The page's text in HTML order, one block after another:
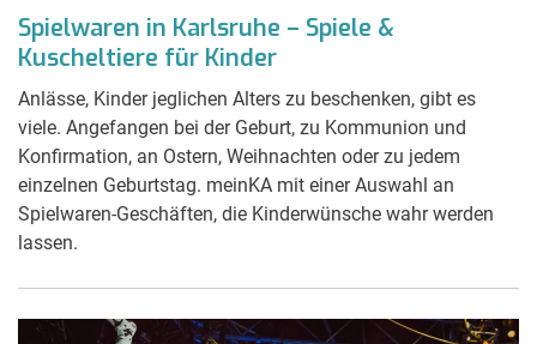
Spielwaren in Karlsruhe – Spiele &
Kuscheltiere für Kinder
Anlässe, Kinder jeglichen Alters zu beschenken, gibt es
viele. Angefangen bei der Geburt, zu Kommunion und
Konfirmation, an Ostern, Weihnachten oder zu jedem
einzelnen Geburtstag. meinKA mit einer Auswahl an
Spielwaren-Geschäften, die Kinderwünsche wahr werden
lassen.